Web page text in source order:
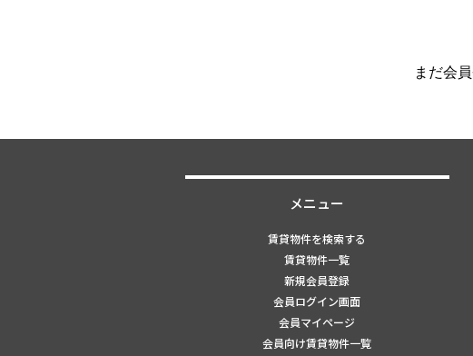
まだ会
メニュー
賃貸物件を検索する
賃貸物件一覧
新規会員登録
会員ログイン画面
会員マイページ
会員向け賃貸物件一覧